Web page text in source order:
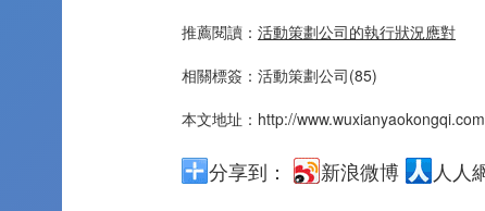
推薦閱讀： 活動策劃公司的執行狀況應對
相關標簽： 活動策劃公司(85)
本文地址： http://
分享到： 新浪微博 人人